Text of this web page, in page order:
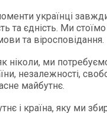
українці
та єдність. Ми
та віросповідання.
ніколи, ми
незалежності,
майбутнє.
і країна, яку ми